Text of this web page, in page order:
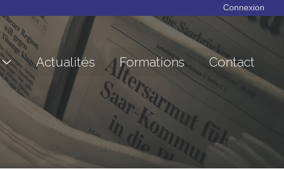
Connexion
Actualités Formations Contact